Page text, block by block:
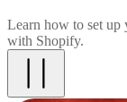
Learn how to set up
with Shopify.